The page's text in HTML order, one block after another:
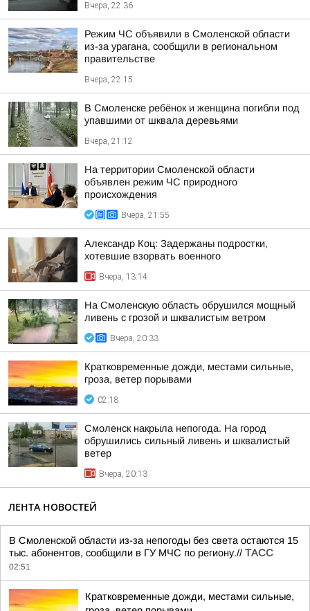
Вчера, 22:36
Режим ЧС объявили в Смоленской области
из-за урагана, сообщили в региональном
правительстве
Вчера, 22:15
В Смоленске ребёнок и женщина погибли под
упавшими от шквала деревьями
Вчера, 21:12
На территории Смоленской области
объявлен режим ЧС природного
происхождения
Вчера, 21:55
Александр Коц: Задержаны подростки,
хотевшие взорвать военного
Вчера, 13:14
На Смоленскую область обрушился мощный
ливень с грозой и шквалистым ветром
Вчера, 20:33
Кратковременные дожди, местами сильные,
гроза, ветер порывами
02:18
Смоленск накрыла непогода. На город
обрушились сильный ливень и шквалистый
ветер
Вчера, 20:13
ЛЕНТА НОВОСТЕЙ
В Смоленской области из-за непогоды без света остаются 15
тыс. абонентов, сообщили в ГУ МЧС по региону.// ТАСС
02:51
Кратковременные дожди, местами сильные,